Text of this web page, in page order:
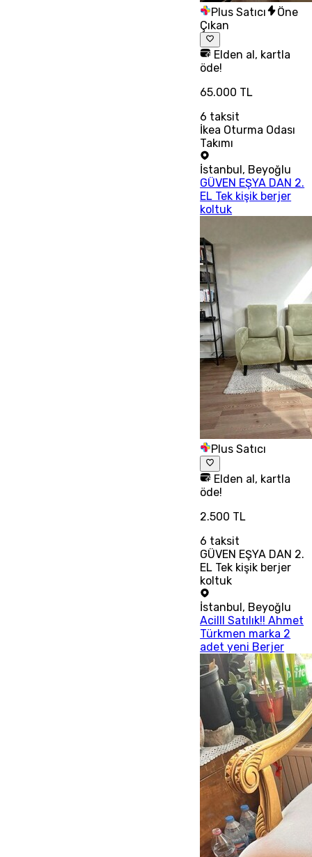
Plus Satıcı
Öne
Çıkan
Elden al, kartla
öde!
65.000 TL
6 taksit
İkea Oturma Odası
Takımı
İstanbul , Beyoğlu
GÜVEN EŞYA DAN 2.
EL Tek kişik berjer
koltuk
Plus Satıcı
Elden al, kartla
öde!
2.500 TL
6 taksit
GÜVEN EŞYA DAN 2.
EL Tek kişik berjer
koltuk
İstanbul, Beyoğlu
Acilll Satılık!! Ahmet
Türkmen marka 2
adet yeni Berjer